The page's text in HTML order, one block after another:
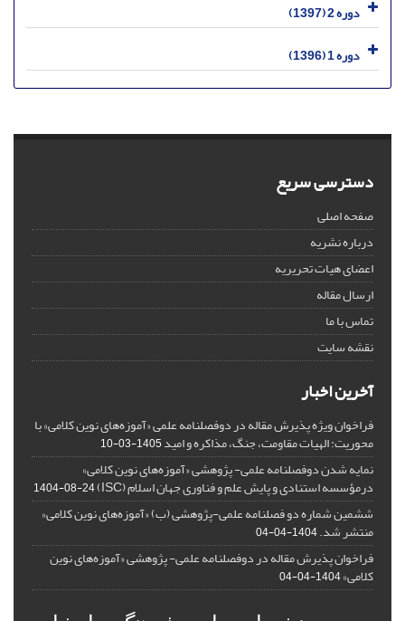
دوره 2 (1397)
دوره 1 (1396)
دسترسی سریع
صفحه اصلی
درباره نشریه
اعضای هیات تحریریه
ارسال مقاله
تماس با ما
نقشه سایت
آخرین اخبار
فراخوان ویژه پذیرش مقاله در دوفصلنامه علمی «آموزه‌های نوین کلامی» با
محوریت: الهیات مقاومت، جنگ، مذاکره و امید1405-03-10
نمایه شدن دوفصلنامه علمی- پژوهشی «آموزه‌های نوین کلامی»
درمؤسسه استنادی و پایش علم و فناوری جهان اسلام (ISC) 1404-08-24
ششمین شماره دو فصلنامه علمی-پژوهشی (ب) «آموزه‌های نوین کلامی»
منتشر شد.1404-04-04
فراخوان پذیرش مقاله در دوفصلنامه علمی- پژوهشی «آموزه‌های نوین
کلامی»1404-04-04